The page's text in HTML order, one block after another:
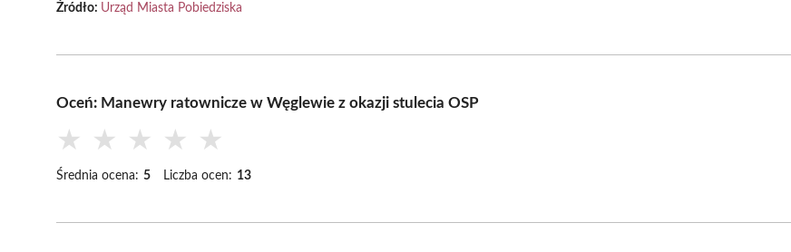
Źródło: Urząd Miasta Pobiedziska
Oceń: Manewry ratownicze w Węglewie z okazji stulecia OSP
★ ★ ★ ★ ★
Średnia ocena: 5 Liczba ocen: 13